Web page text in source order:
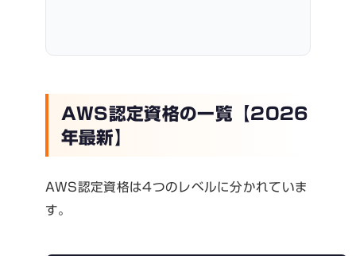
AWS認定資格の一覧【2026
年最新】
AWS認定資格は4つのレベルに分かれていま
す。